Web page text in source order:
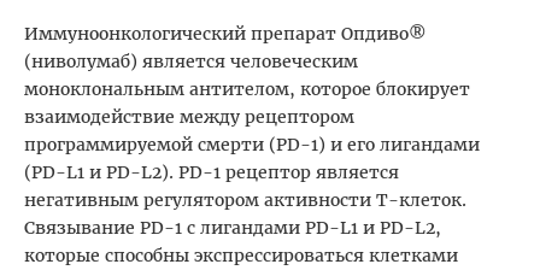
Иммуноонкологический препарат Опдиво®
(ниволумаб) является человеческим
моноклональным антителом, которое блокирует
взаимодействие между рецептором
программируемой смерти (PD-1) и его лигандами
(PD-L1 и PD-L2). PD-1 рецептор является
негативным регулятором активности Т-клеток.
Связывание PD-1 с лигандами PD-L1 и PD-L2,
которые способны экспрессироваться клетками